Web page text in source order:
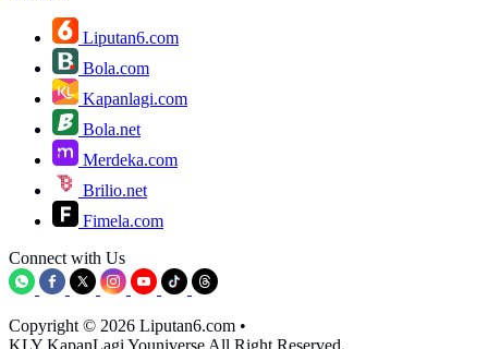
Liputan6.com
Bola.com
Kapanlagi.com
Bola.net
Merdeka.com
Brilio.net
Fimela.com
Connect with Us
Copyright © 2026 Liputan6.com •
KLY KapanLagi Youniverse All Right Reserved.